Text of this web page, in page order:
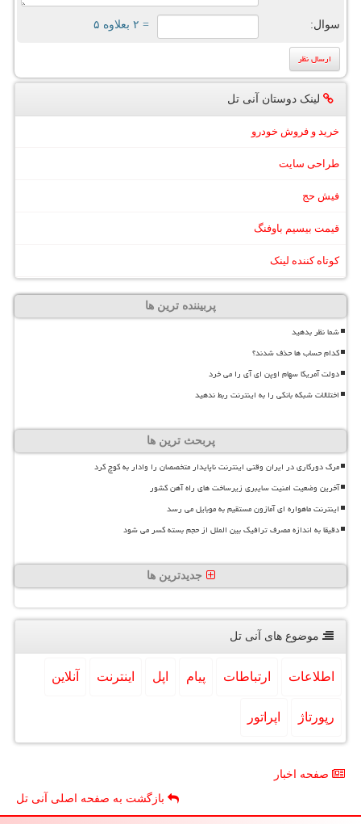
سوال: = ۲ بعلاوه ۵
لینک دوستان آنی تل
خرید و فروش خودرو
طراحی سایت
فیش حج
قیمت بیسیم باوفنگ
کوتاه کننده لینک
پربیننده ترین ها
شما نظر بدهید
کدام حساب ها حذف شدند؟
دولت آمریکا سهام اوپن ای آی را می خرد
اختلالات شبکه بانکی را به اینترنت ربط ندهید
پربحث ترین ها
مرگ دورکاری در ایران وقتی اینترنت ناپایدار متخصصان را وادار به کوچ کرد
آخرین وضعیت امنیت سایبری زیرساخت های راه آهن کشور
اینترنت ماهواره ای آمازون مستقیم به موبایل می رسد
دقیقا به اندازه مصرف ترافیک بین الملل از حجم بسته کسر می شود
جدیدترین ها
موضوع های آنی تل
اطلاعات ارتباطات پیام اپل اینترنت آنلاین
رپورتاژ اپراتور
صفحه اخبار
بازگشت به صفحه اصلی آنی تل